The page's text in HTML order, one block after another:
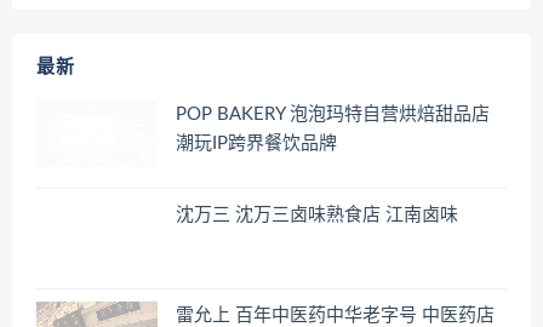
最新
POP BAKERY 泡泡玛特自营烘焙甜品店
潮玩IP跨界餐饮品牌
沈万三 沈万三卤味熟食店 江南卤味
雷允上 百年中医药中华老字号 中医药店